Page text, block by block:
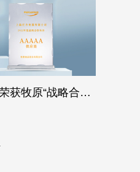
连续2年！亿力荣获牧原“战略合作伙伴5A供应商”